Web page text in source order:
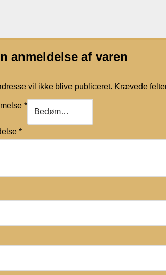
anmeldelse af varen
vil ikke blive publiceret. Krævede
*
*